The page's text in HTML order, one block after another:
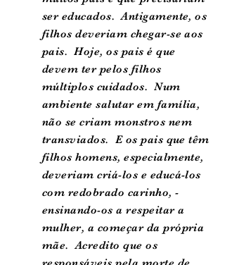
ser educados. Antigamente, os
filhos deveriam chegar-se aos
pais. Hoje, os pais é que
devem ter pelos filhos
múltiplos cuidados. Num
ambiente salutar em família,
não se criam monstros nem
transviados. E os pais que têm
filhos homens, especialmente,
deveriam criá-los e educá-los
com redobrado carinho, -
ensinando-os a respeitar a
mulher, a começar da própria
mãe. Acredito que os